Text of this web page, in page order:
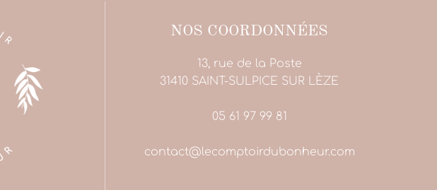
NOS COORDONNÉES
13, rue de la Poste
31410 SAINT-SULPICE SUR LÈZE
05 61 97 99 81
contact@lecomptoirdubonheur.com